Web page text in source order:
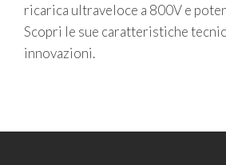
ricarica ultraveloce a 800V e
Scopri le sue caratteristiche
innovazioni.